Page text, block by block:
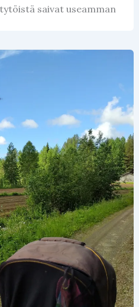
saivat useamman